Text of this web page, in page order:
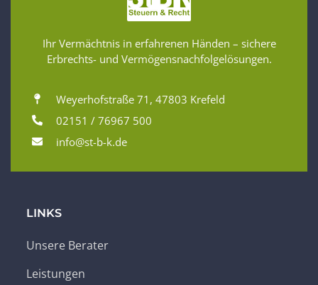
Ihr Vermächtnis in erfahrenen Händen – sichere
Erbrechts- und Vermögensnachfolgelösungen.
Weyerhofstraße 71, 47803 Krefeld
02151 / 76967 500
info@st-b-k.de
LINKS
Unsere Berater
Leistungen